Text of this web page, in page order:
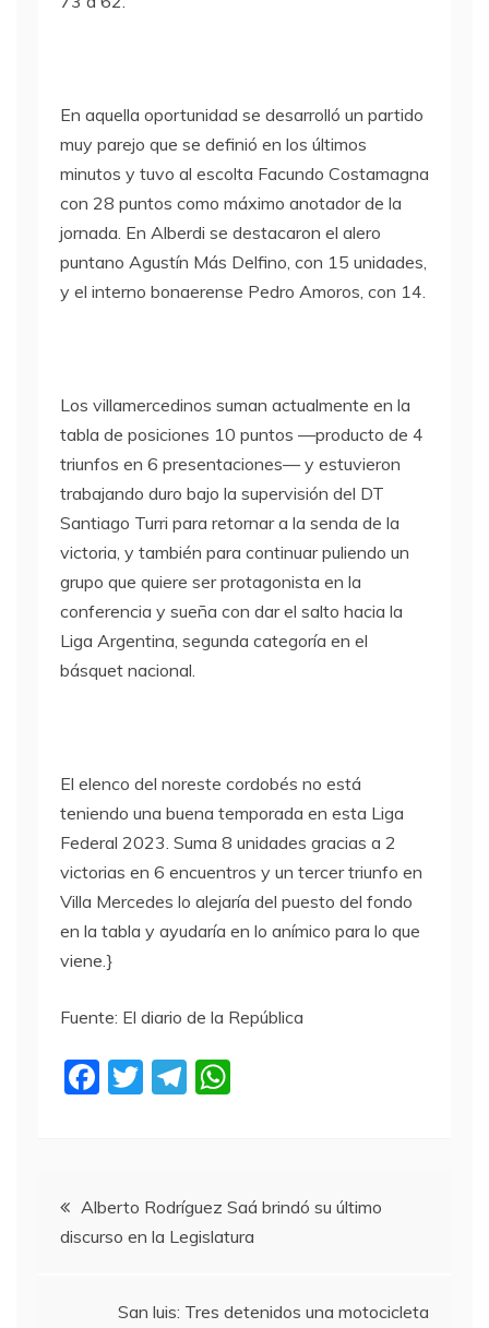
En aquella oportunidad se desarrolló un partido
muy parejo que se definió en los últimos
minutos y tuvo al escolta Facundo Costamagna
con 28 puntos como máximo anotador de la
jornada. En Alberdi se destacaron el alero
puntano Agustín Más Delfino, con 15 unidades,
y el interno bonaerense Pedro Amoros, con 14.
Los villamercedinos suman actualmente en la
tabla de posiciones 10 puntos —producto de 4
triunfos en 6 presentaciones— y estuvieron
trabajando duro bajo la supervisión del DT
Santiago Turri para retornar a la senda de la
victoria, y también para continuar puliendo un
grupo que quiere ser protagonista en la
conferencia y sueña con dar el salto hacia la
Liga Argentina, segunda categoría en el
básquet nacional.
El elenco del noreste cordobés no está
teniendo una buena temporada en esta Liga
Federal 2023. Suma 8 unidades gracias a 2
victorias en 6 encuentros y un tercer triunfo en
Villa Mercedes lo alejaría del puesto del fondo
en la tabla y ayudaría en lo anímico para lo que
viene.}
Fuente: El diario de la República
F
b
o
T
T
a
m
A
p
Navegación
de
entradas
Alberto Rodríguez Saá brindó su último
discurso en la Legislatura
San luis: Tres detenidos una motocicleta